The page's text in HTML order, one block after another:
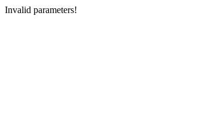
Invalid parameters!